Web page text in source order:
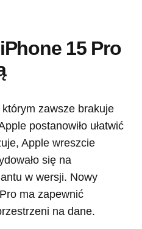
15 Pro
zawsze brakuje
postanowiło ułatwić
Apple wreszcie
się na
w wersji. Nowy
ma zapewnić
na dane.